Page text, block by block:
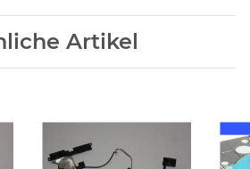
Artikel